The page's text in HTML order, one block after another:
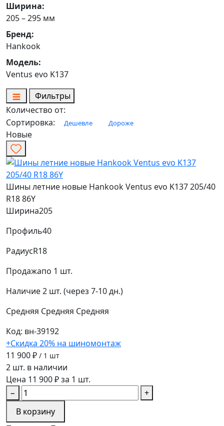
Ширина:
205 – 295 мм
Бренд:
Hankook
Модель:
Ventus evo K137
Фильтры
Количество от:
Сортировка:
Дешевле Дороже
Новые
Шины летние новые Hankook Ventus evo K137 205/40
R18 86Y
Ширина205
Профиль40
РадиусR18
Продажапо 1 шт.
Наличие2 шт. (через 7-10 дн.)
Средняя Средняя Средняя
Код: вн-39192
+Скидка 20% на шиномонтаж
11 900 ₽ / 1 шт
2 шт. в наличии
Цена 11 900 ₽ за 1 шт.
−
+
В корзину